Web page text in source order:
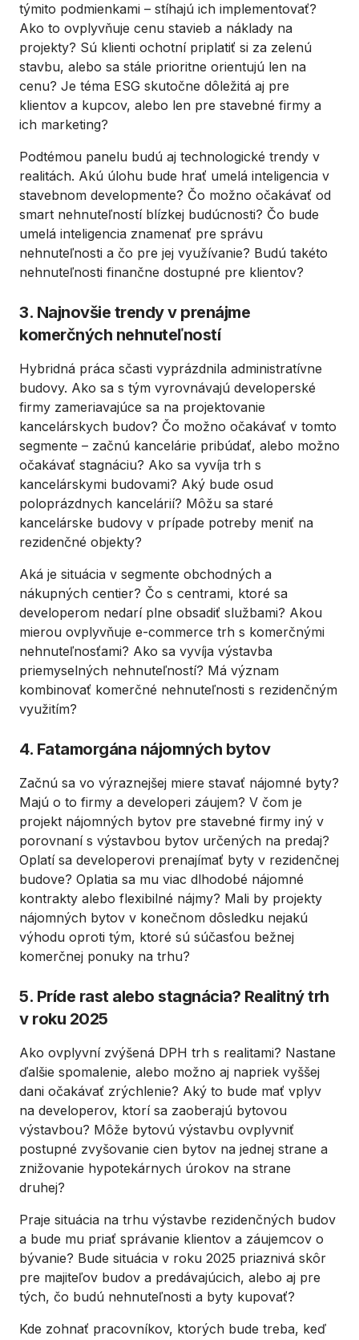
týmito podmienkami – stíhajú ich implementovať?
Ako to ovplyvňuje cenu stavieb a náklady na
projekty? Sú klienti ochotní priplatiť si za zelenú
stavbu, alebo sa stále prioritne orientujú len na
cenu? Je téma ESG skutočne dôležitá aj pre
klientov a kupcov, alebo len pre stavebné firmy a
ich marketing?
Podtémou panelu budú aj technologické trendy v
realitách. Akú úlohu bude hrať umelá inteligencia v
stavebnom developmente? Čo možno očakávať od
smart nehnuteľností blízkej budúcnosti? Čo bude
umelá inteligencia znamenať pre správu
nehnuteľnosti a čo pre jej využívanie? Budú takéto
nehnuteľnosti finančne dostupné pre klientov?
3. Najnovšie trendy v prenájme
komerčných nehnuteľností
Hybridná práca sčasti vyprázdnila administratívne
budovy. Ako sa s tým vyrovnávajú developerské
firmy zameriavajúce sa na projektovanie
kancelárskych budov? Čo možno očakávať v tomto
segmente – začnú kancelárie pribúdať, alebo možno
očakávať stagnáciu? Ako sa vyvíja trh s
kancelárskymi budovami? Aký bude osud
poloprázdnych kancelárií? Môžu sa staré
kancelárske budovy v prípade potreby meniť na
rezidenčné objekty?
Aká je situácia v segmente obchodných a
nákupných centier? Čo s centrami, ktoré sa
developerom nedarí plne obsadiť službami? Akou
mierou ovplyvňuje e-commerce trh s komerčnými
nehnuteľnosťami? Ako sa vyvíja výstavba
priemyselných nehnuteľností? Má význam
kombinovať komerčné nehnuteľnosti s rezidenčným
využitím?
4. Fatamorgána nájomných bytov
Začnú sa vo výraznejšej miere stavať nájomné byty?
Majú o to firmy a developeri záujem? V čom je
projekt nájomných bytov pre stavebné firmy iný v
porovnaní s výstavbou bytov určených na predaj?
Oplatí sa developerovi prenajímať byty v rezidenčnej
budove? Oplatia sa mu viac dlhodobé nájomné
kontrakty alebo flexibilné nájmy? Mali by projekty
nájomných bytov v konečnom dôsledku nejakú
výhodu oproti tým, ktoré sú súčasťou bežnej
komerčnej ponuky na trhu?
5. Príde rast alebo stagnácia? Realitný trh
v roku 2025
Ako ovplyvní zvýšená DPH trh s realitami? Nastane
ďalšie spomalenie, alebo možno aj napriek vyššej
dani očakávať zrýchlenie? Aký to bude mať vplyv
na developerov, ktorí sa zaoberajú bytovou
výstavbou? Môže bytovú výstavbu ovplyvniť
postupné zvyšovanie cien bytov na jednej strane a
znižovanie hypotekárnych úrokov na strane
druhej?
Praje situácia na trhu výstavbe rezidenčných budov
a bude mu priať správanie klientov a záujemcov o
bývanie? Bude situácia v roku 2025 priaznivá skôr
pre majiteľov budov a predávajúcich, alebo aj pre
tých, čo budú nehnuteľnosti a byty kupovať?
Kde zohnať pracovníkov, ktorých bude treba, keď